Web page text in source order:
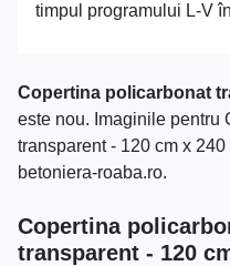
timpul programului L-V
Copertina policarbonat
este nou. Imaginile pentru
transparent - 120 cm x
betoniera-roaba.ro.
Copertina
transparent - 120